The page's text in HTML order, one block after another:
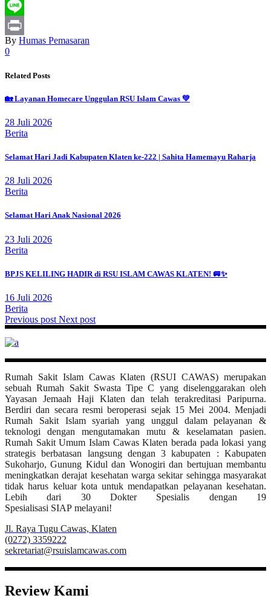
Message
Line
Print
By Humas Pemasaran
0
Related Posts
🏡 Layanan Homecare Unggulan RSU Islam Cawas 💚
28 Juli 2026
Berita
Selamat Hari Jadi Kabupaten Klaten ke-222 | Sahita Hamemayu Raharja
28 Juli 2026
Berita
Selamat Hari Anak Nasional 2026
23 Juli 2026
Berita
BPJS KELILING HADIR di RSU ISLAM CAWAS KLATEN! 🚐✨
16 Juli 2026
Berita
Previous post Next post
Rumah Sakit Islam Cawas Klaten (RSUI CAWAS) merupakan
sebuah Rumah Sakit Swasta Tipe C yang diselenggarakan oleh
Yayasan Jemaah Haji Klaten dan telah terakreditasi Paripurna.
Berdiri dan secara resmi beroperasi sejak 15 Mei 2004. Menjadi
Rumah Sakit Islam syariah yang unggul dalam pelayanan &
teknologi dengan mengutamakan mutu & keselamatan pasien.
Rumah Sakit Umum Islam Cawas Klaten berada pada lokasi yang
strategis berbatasan langsung dengan 3 kabupaten : Kabupaten
Sukoharjo, Gunung Kidul dan Wonogiri dan bertujuan membantu
meningkatkan derajat kesehatan warga sekitar sehingga masyarakat
tidak harus keluar kota untuk mendapatkan pelayanan kesehatan.
Lebih dari 30 Dokter Spesialis dengan 19
Spesialisasi SIAP melayani!
Jl. Raya Tugu Cawas, Klaten
(0272) 3359222
sekretariat@rsuislamcawas.com
Review Kami